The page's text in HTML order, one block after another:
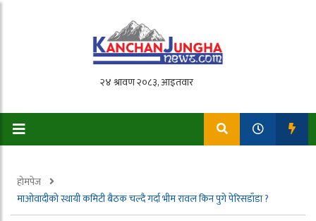
होमपेज
माओवादीको स्थायी कमिटी बैठक चल्दै गर्दा भीम रावल किन पुगे पेरिसडाँडा ?